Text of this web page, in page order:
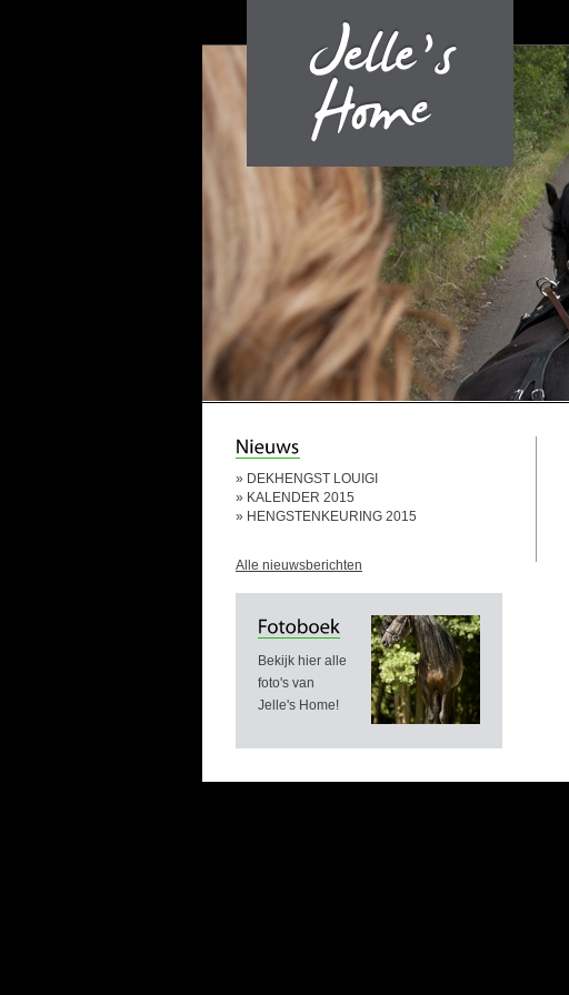
» DEKHENGST LOUIGI
» KALENDER 2015
» HENGSTENKEURING 2015
Alle nieuwsberichten
Bekijk hier alle
foto's van
Jelle's Home!